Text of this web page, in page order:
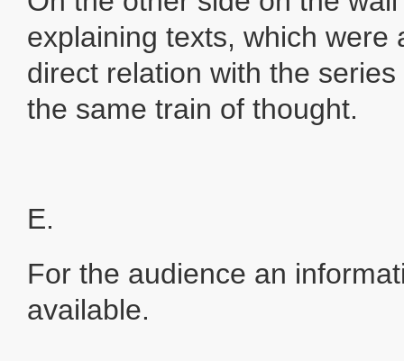
explaining texts, which were
direct relation with the
the same train of thought.
E.
For the audience an
available.